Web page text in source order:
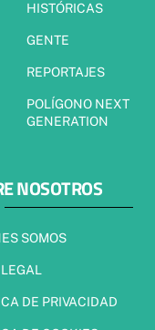
HISTÓRICAS
GENTE
REPORTAJES
POLÍGONO NEXT
GENERATION
NOSOTROS
SOMOS
DE PRIVACIDAD